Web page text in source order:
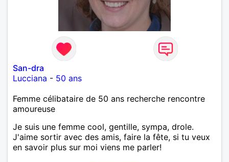
San-dra
Lucciana - 50 ans
Femme célibataire de 50 ans recherche rencontre
amoureuse
Je suis une femme cool, gentille, sympa, drole.
J'aime sortir avec des amis, faire la fête, si tu veux
en savoir plus sur moi viens me parler!